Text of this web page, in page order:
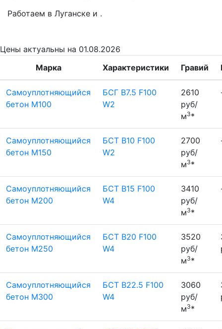
Работаем в Луганске и .
Цены актуальны на 01.08.2026
Марка
Характеристики Гравий
Самоуплотняющийся
бетон М100
БСГ B7.5 F100
W2
2610
руб/
м3*
Самоуплотняющийся
бетон М150
БСТ В10 F100
W2
2700
руб/
м3*
Самоуплотняющийся
бетон М200
БСТ B15 F100
W4
3410
руб/
м3*
Самоуплотняющийся
бетон М250
БСТ B20 F100
W4
3520
руб/
м3*
Самоуплотняющийся
бетон М300
БСТ B22.5 F100
W4
3060
руб/
м3*